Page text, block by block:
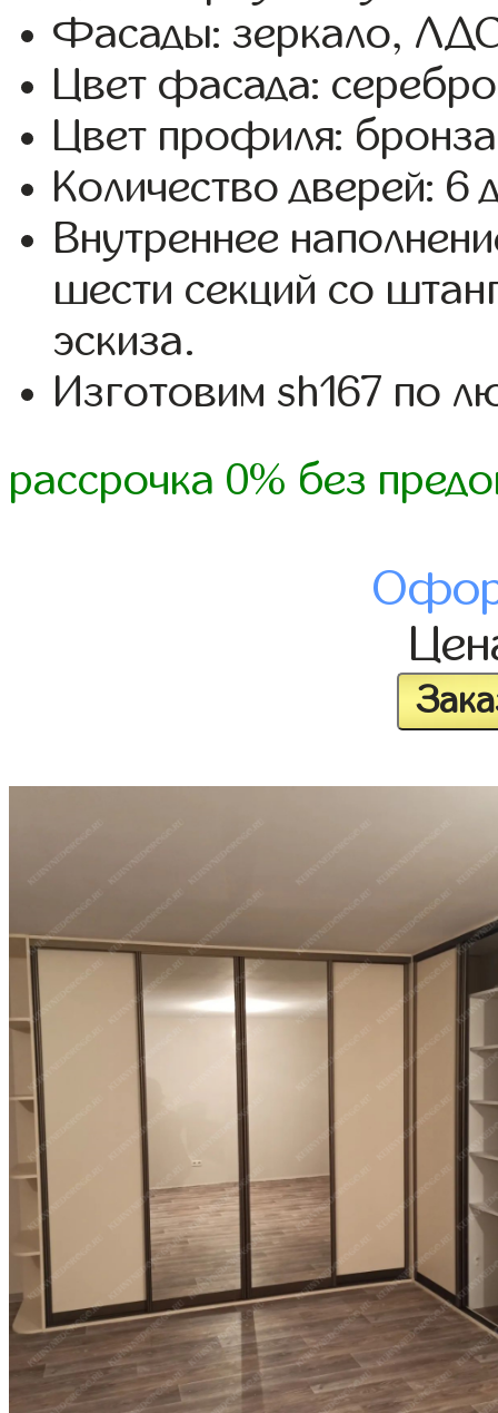
Фасады: зеркало,
Цвет фасада:
Цвет профиля:
Количество дверей: 6
Внутреннее
шести секций со
эскиза.
Изготовим sh167 по
рассрочка 0% без